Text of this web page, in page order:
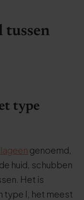
tussen
type
genoemd,
huid, schubben
Het is
type I, het meest